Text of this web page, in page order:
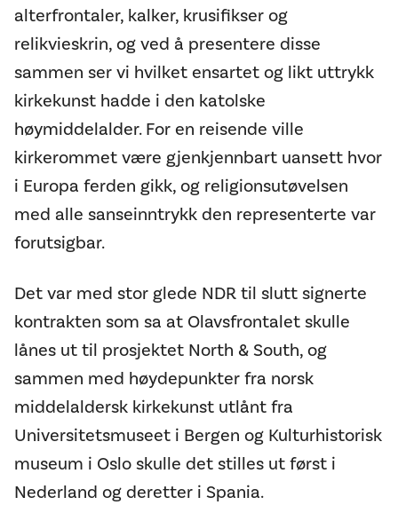
alterfrontaler, kalker, krusifikser og
relikvieskrin, og ved å presentere disse
sammen ser vi hvilket ensartet og likt uttrykk
kirkekunst hadde i den katolske
høymiddelalder. For en reisende ville
kirkerommet være gjenkjennbart uansett hvor
i Europa ferden gikk, og religionsutøvelsen
med alle sanseinntrykk den representerte var
forutsigbar.
Det var med stor glede NDR til slutt signerte
kontrakten som sa at Olavsfrontalet skulle
lånes ut til prosjektet North & South, og
sammen med høydepunkter fra norsk
middelaldersk kirkekunst utlånt fra
Universitetsmuseet i Bergen og Kulturhistorisk
museum i Oslo skulle det stilles ut først i
Nederland og deretter i Spania.